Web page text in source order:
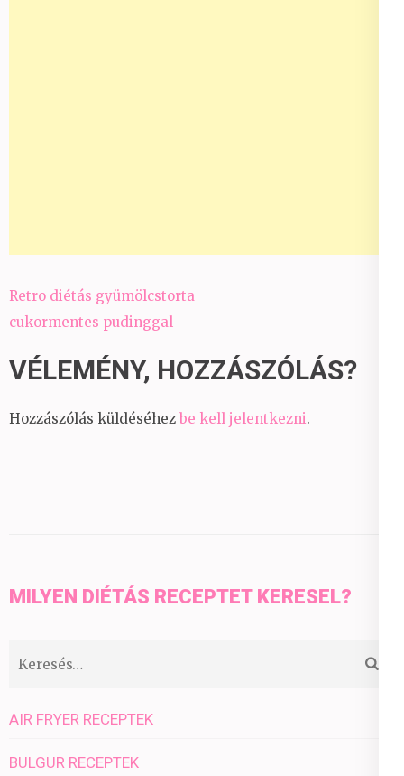
Bejegyzés
navigáció
Retro diétás gyümölcstorta
cukormentes pudinggal
VÉLEMÉNY, HOZZÁSZÓLÁS?
Hozzászólás küldéséhez be kell jelentkezni.
MILYEN DIÉTÁS RECEPTET KERESEL?
Keresés:
AIR FRYER RECEPTEK
BULGUR RECEPTEK